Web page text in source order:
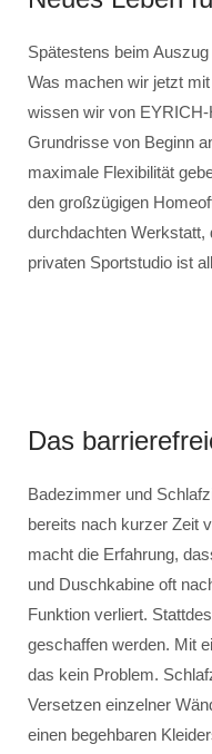
Spätestens beim
Was machen wir jetzt
wissen wir von
Grundrisse von Beginn
maximale Flexibilität
den großzügigen
durchdachten
privaten Sportstudio ist
Das
Badezimmer und
bereits nach kurzer Zeit
macht die Erfahrung,
und Duschkabine oft
Funktion verliert.
geschaffen werden. Mit
das kein Problem.
Versetzen einzelner
einen begehbaren